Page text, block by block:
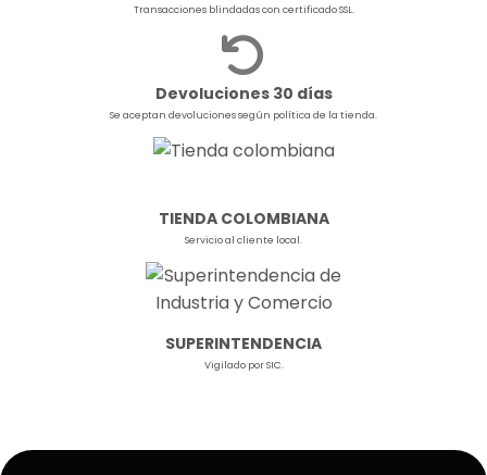
Transacciones blindadas con certificado SSL.
Devoluciones 30 días
Se aceptan devoluciones según política de la tienda.
TIENDA COLOMBIANA
Servicio al cliente local.
SUPERINTENDENCIA
Vigilado por SIC.